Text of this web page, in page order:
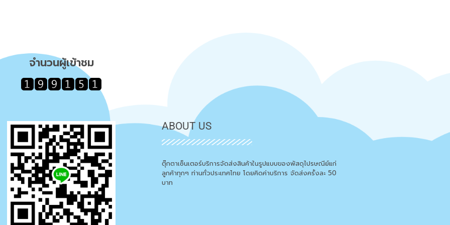
จำนวนผู้เข้าชม
ABOUT US
ตุ๊กตาเซ็นเตอร์บริการจัดส่งสินค้าในรูปแบบของพัสดุไปรษณีย์แก่
ลูกค้าทุกๆ ท่านทั่วประเทศไทย โดยคิดค่าบริการ จัดส่งครั้งละ 50
บาท